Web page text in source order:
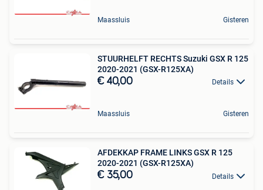
Maassluis Gisteren
STUURHELFT RECHTS Suzuki GSX R 125
2020-2021 (GSX-R125XA)
€ 40,00 Details
Maassluis Gisteren
AFDEKKAP FRAME LINKS GSX R 125
2020-2021 (GSX-R125XA)
€ 35,00 Details